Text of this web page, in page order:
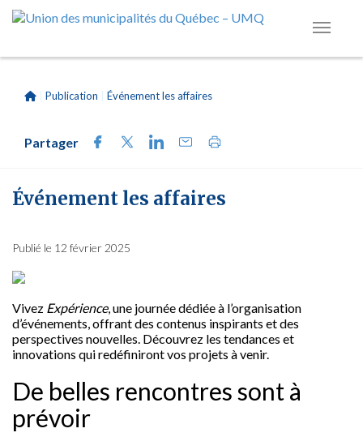
Publication Événement les affaires
Partager
Événement les affaires
Publié le 12 février 2025
Vivez Expérience, une journée dédiée à l’organisation
d’événements, offrant des contenus inspirants et des
perspectives nouvelles. Découvrez les tendances et
innovations qui redéfiniront vos projets à venir.
De belles rencontres sont à
prévoir